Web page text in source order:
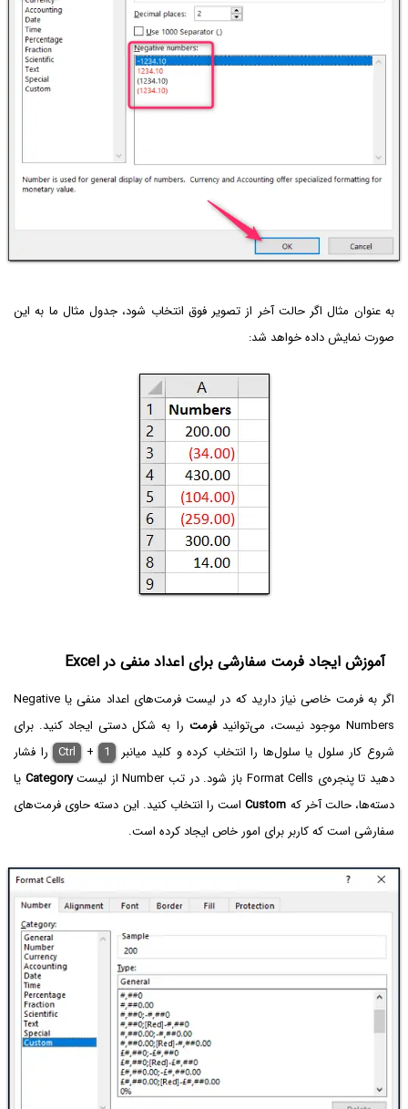
به عنوان مثال اگر حالت آخر از تصویر فوق انتخاب شود، جدول مثال ما به این
صورت نمایش داده خواهد شد:
آموزش ایجاد فرمت سفارشی برای اعداد منفی در Excel
اگر به فرمت خاصی نیاز دارید که در لیست فرمت‌های اعداد منفی یا Negative
Numbers موجود نیست، می‌توانید
فرمت را به شکل دستی ایجاد کنید. برای
شروع کار سلول یا سلول‌ها را انتخاب کرده و کلید میانبر
Ctrl + 1
را فشار
دهید تا پنجره‌ی Format Cells باز شود. در تب Number از لیست
Category یا
دسته‌ها، حالت آخر که Customاست را انتخاب کنید. این دسته حاوی فرمت‌های
سفارشی است که کاربر برای امور خاص ایجاد کرده است.